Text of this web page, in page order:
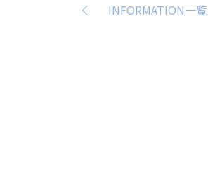
INFORMATION一覧